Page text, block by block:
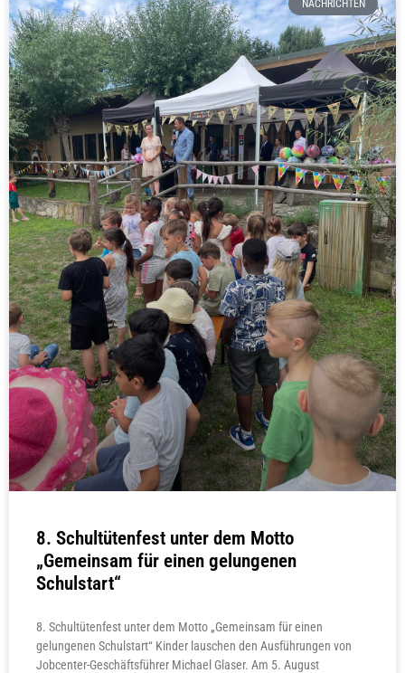
NACHRICHTEN
8. Schultütenfest unter dem Motto
„Gemeinsam für einen gelungenen
Schulstart“
8. Schultütenfest unter dem Motto „Gemeinsam für einen
gelungenen Schulstart“ Kinder lauschen den Ausführungen von
Jobcenter-Geschäftsführer Michael Glaser. Am 5. August